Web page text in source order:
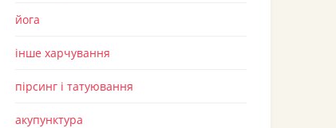
йога
інше харчування
пірсинг і татуювання
акупунктура